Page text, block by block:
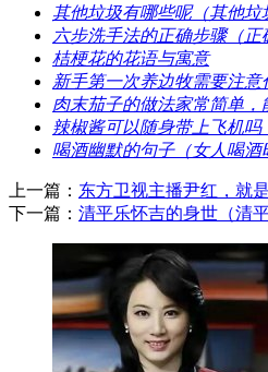
其他垃圾有哪些呢（其他垃
六步洗手法的正确步骤（正
​桔梗花的花语与寓意
新手第一次养边牧需要注意
肉末茄子的做法家常简单，
辣椒酱可以随身带上飞机吗
喝酒幽默的句子（女人喝酒
上一篇： 东方卫视主播尹红，就
下一篇： 清平乐怀吉的身世（清